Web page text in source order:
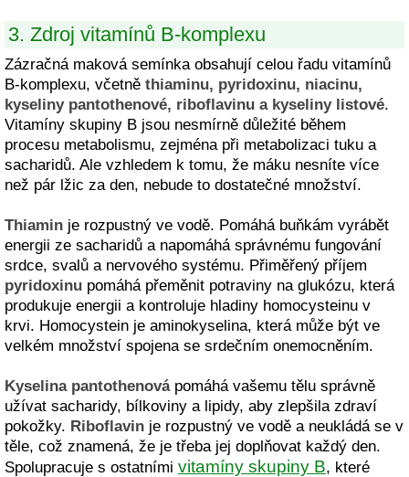
3. Zdroj vitamínů B-komplexu
Zázračná maková semínka obsahují celou řadu vitamínů
B-komplexu, včetně thiaminu, pyridoxinu, niacinu,
kyseliny pantothenové, riboflavinu a kyseliny listové.
Vitamíny skupiny B jsou nesmírně důležité během
procesu metabolismu, zejména při metabolizaci tuku a
sacharidů. Ale vzhledem k tomu, že máku nesníte více
než pár lžic za den, nebude to dostatečné množství.
Thiamin je rozpustný ve vodě. Pomáhá buňkám vyrábět
energii ze sacharidů a napomáhá správnému fungování
srdce, svalů a nervového systému. Přiměřený příjem
pyridoxinu pomáhá přeměnit potraviny na glukózu, která
produkuje energii a kontroluje hladiny homocysteinu v
krvi. Homocystein je aminokyselina, která může být ve
velkém množství spojena se srdečním onemocněním.
Kyselina pantothenovápomáhá vašemu tělu správně
užívat sacharidy, bílkoviny a lipidy, aby zlepšila zdraví
pokožky. Riboflavin je rozpustný ve vodě a neukládá se v
těle, což znamená, že je třeba jej doplňovat každý den.
Spolupracuje s ostatními vitamíny skupiny B, které